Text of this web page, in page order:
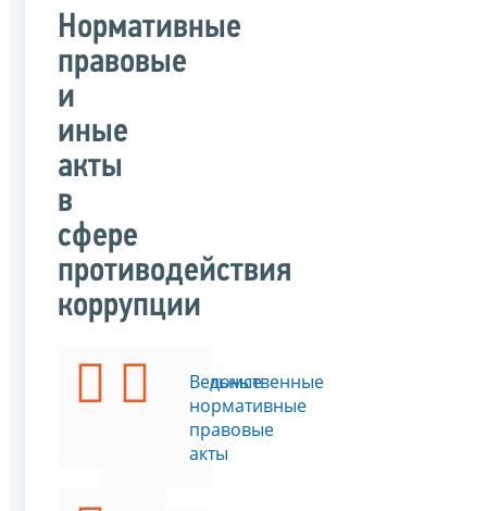
Нормативные
правовые
и
иные
акты
в
сфере
противодействия
коррупции
Федеральные
законы
Ведомственные
нормативные
правовые
акты